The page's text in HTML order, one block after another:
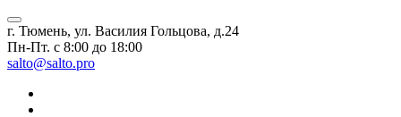
г. Тюмень, ул. Василия Гольцова, д.24
Пн-Пт. с 8:00 до 18:00
salto@salto.pro